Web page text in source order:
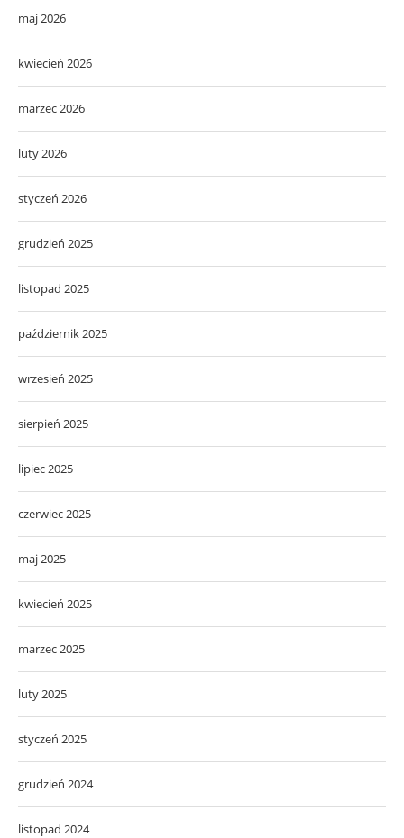
maj 2026
kwiecień 2026
marzec 2026
luty 2026
styczeń 2026
grudzień 2025
listopad 2025
październik 2025
wrzesień 2025
sierpień 2025
lipiec 2025
czerwiec 2025
maj 2025
kwiecień 2025
marzec 2025
luty 2025
styczeń 2025
grudzień 2024
listopad 2024